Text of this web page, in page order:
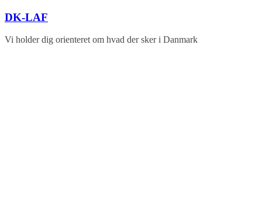
Skip
content
DK-LAF
Vi holder dig orienteret om hvad der sker i Danmark